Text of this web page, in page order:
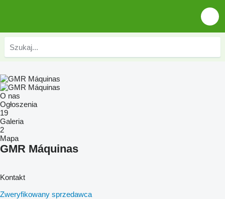
O nas
Ogłoszenia
19
Galeria
2
Mapa
GMR Máquinas
Kontakt
Zweryfikowany sprzedawca